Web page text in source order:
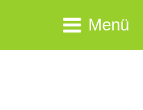
Menü